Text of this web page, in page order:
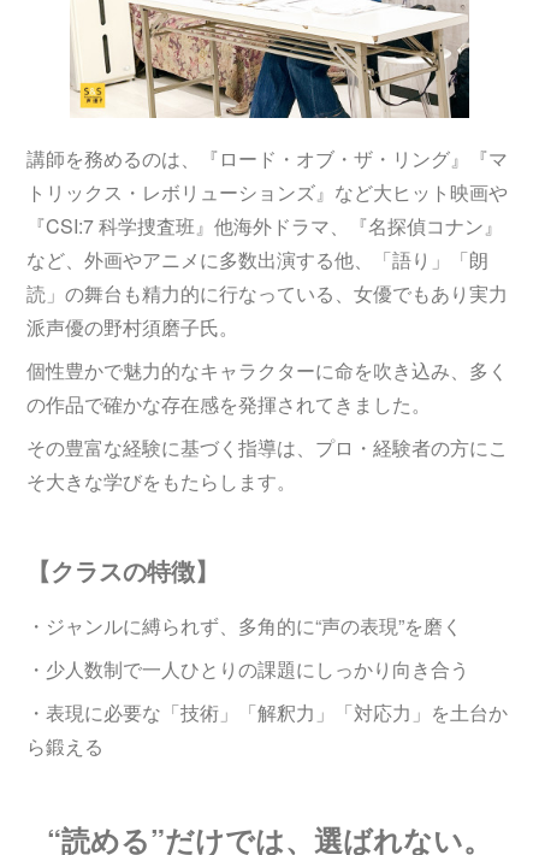
講師を務めるのは、『ロード・オブ・ザ・リング』『マ
トリックス・レボリューションズ』など大ヒット映画や
『CSI:7 科学捜査班』他海外ドラマ、『名探偵コナン』
など、外画やアニメに多数出演する他、「語り」「朗
読」の舞台も精力的に行なっている、女優でもあり実力
派声優の野村須磨子氏。
個性豊かで魅力的なキャラクターに命を吹き込み、多く
の作品で確かな存在感を発揮されてきました。
その豊富な経験に基づく指導は、プロ・経験者の方にこ
そ大きな学びをもたらします。
【クラスの特徴】
・ジャンルに縛られず、多角的に“声の表現”を磨く
・少人数制で一人ひとりの課題にしっかり向き合う
・表現に必要な「技術」「解釈力」「対応力」を土台か
ら鍛える
“読める”だけでは、選ばれない。